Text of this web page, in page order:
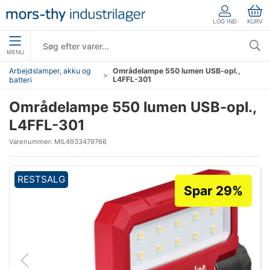
LOG IND KURV
MENU
Arbejdslamper, akku og
batteri
Områdelampe 550 lumen USB-opl.,
L4FFL-301
Områdelampe 550 lumen USB-opl.,
L4FFL-301
Varenummer: MIL4933479766
RESTSALG
Spar 29%